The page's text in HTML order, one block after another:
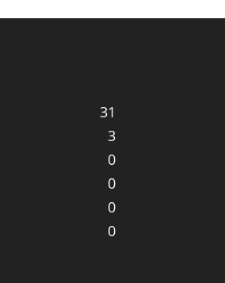
31
3
0
0
0
0